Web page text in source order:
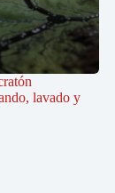
lavado y